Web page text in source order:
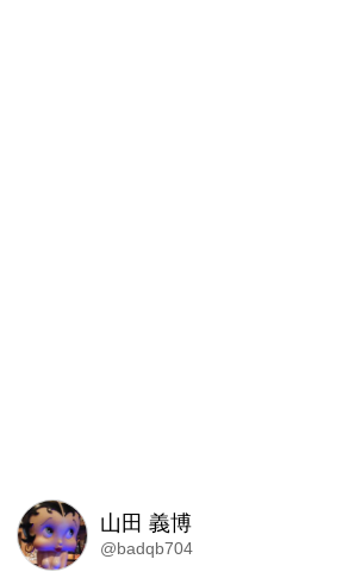
山田 義博
@badqb704